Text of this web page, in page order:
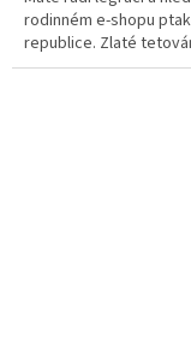
rodinném e-shopu
republice. Zlaté